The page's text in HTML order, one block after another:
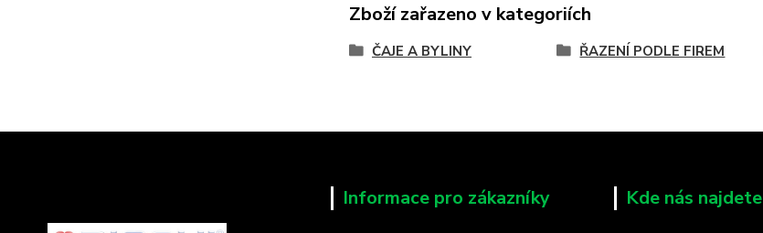
Zboží zařazeno v kategoriích
ČAJE A BYLINY ŘAZENÍ PODLE FIREM
Informace pro zákazníky Kde nás najdete